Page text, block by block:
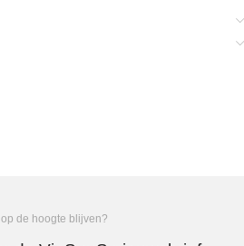
de hoogte blijven?